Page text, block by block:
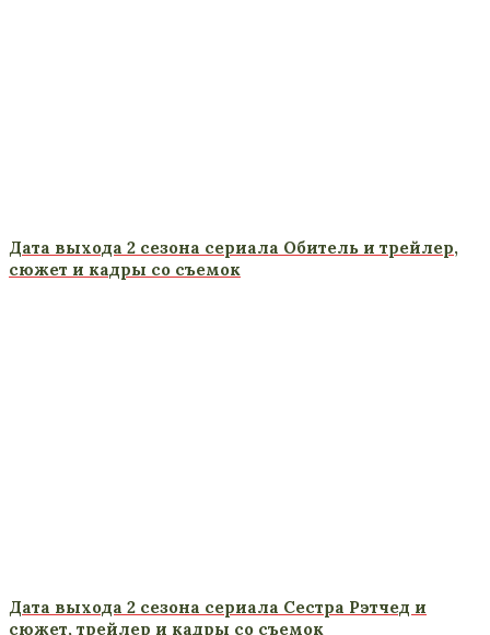
Дата выхода 2 сезона сериала Обитель и трейлер,
сюжет и кадры со съемок
Дата выхода 2 сезона сериала Сестра Рэтчед и
сюжет, трейлер и кадры со съемок